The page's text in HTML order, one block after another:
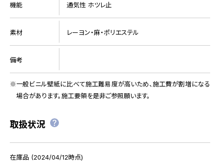
機能 通気性 ホツレ止
素材 レーヨン・麻・ポリエステル
備考
一般ビニル壁紙に比べて施工難易度が高いため、施工費が割増になる
場合があります。施工要領を是非ご参照願います。
取扱状況
在庫品 (2024/04/12時点)